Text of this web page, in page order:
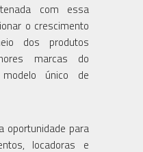
com essa
o crescimento
dos produtos
marcas do
único de
oportunidade para
locadoras e